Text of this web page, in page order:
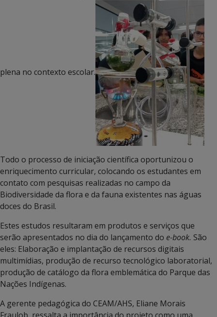
plena no contexto escolar.
Todo o processo de iniciação científica oportunizou o
enriquecimento curricular, colocando os estudantes em
contato com pesquisas realizadas no campo da
Biodiversidade da flora e da fauna existentes nas águas
doces do Brasil.
Estes estudos resultaram em produtos e serviços que
serão apresentados no dia do lançamento do e-book. São
eles: Elaboração e implantação de recursos digitais
multimídias, produção de recurso tecnológico laboratorial,
produção de catálogo da flora emblemática do Parque das
Nações Indígenas.
A gerente pedagógica do CEAM/AHS, Eliane Morais